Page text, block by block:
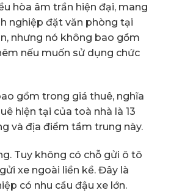
hòa âm trần hiện đại, mang
nghiệp đặt văn phòng tại
nhưng nó không bao gồm
nếu muốn sử dụng chức
gồm trong giá thuê, nghĩa
hiện tại của toà nhà là 13
và địa điểm tầm trung này.
Tuy không có chỗ gửi ô tô
xe ngoài liền kề. Đây là
có nhu cầu đậu xe lớn.